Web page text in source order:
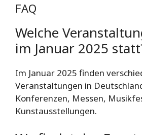
FAQ
Welche
im Januar 2025
Im Januar 2025 finden
Veranstaltungen in
Konferenzen, Messen,
Kunstausstellungen.